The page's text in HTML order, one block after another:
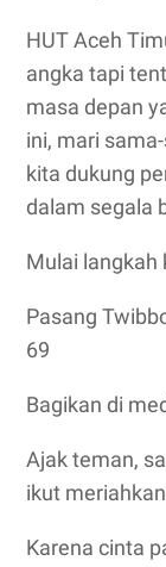
HUT Aceh
angka tapi
masa depan
ini, mari
kita dukung
dalam segala
Mulai langkah
Pasang
69
Bagikan di
Ajak teman,
ikut
Karena cinta